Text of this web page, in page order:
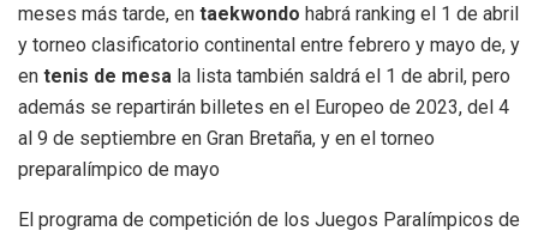
meses más tarde, en taekwondo habrá ranking el 1 de abril
y torneo clasificatorio continental entre febrero y mayo de, y
en tenis de mesa la lista también saldrá el 1 de abril, pero
además se repartirán billetes en el Europeo de 2023, del 4
al 9 de septiembre en Gran Bretaña, y en el torneo
preparalímpico de mayo
El programa de competición de los Juegos Paralímpicos de